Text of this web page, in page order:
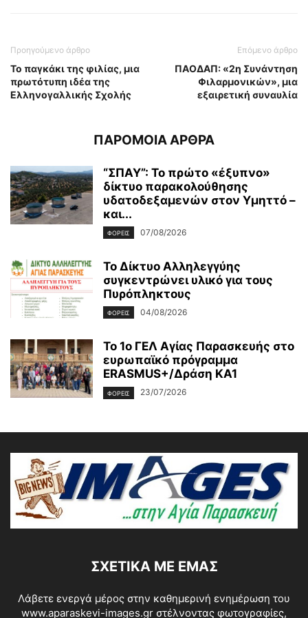
Προηγούμενο άρθρο
Το παγκάκι της φιλίας, μια
πρωτότυπη ιδέα της
Ελληνογαλλικής Σχολής
Επόμενο άρθρο
ΠΑΟΔΑΠ: «2η Συνάντηση
Φιλαρμονικών», μια
εξαιρετική συναυλία
ΠΑΡΟΜΟΙΑ ΑΡΘΡΑ
“ΣΠΑΥ”: Το πρώτο «έξυπνο»
δίκτυο παρακολούθησης
υδατοδεξαμενών στον Υμηττό –
και...
ΦΟΡΕΙΣ 07/08/2026
To Δίκτυο Αλληλεγγύης
συγκεντρώνει υλικό για τους
Πυρόπληκτους
ΦΟΡΕΙΣ 04/08/2026
Το 1ο ΓΕΛ Αγίας Παρασκευής στο
ευρωπαϊκό πρόγραμμα
ERASMUS+/Δράση ΚΑ1
ΦΟΡΕΙΣ 23/07/2026
ΣΧΕΤΙΚΆ ΜΕ ΕΜΆΣ
Λάβετε ενεργά μέρος στην καθημερινή ενημέρωση του
www.aparaskevi-images.gr στέλνοντας φωτογραφίες,